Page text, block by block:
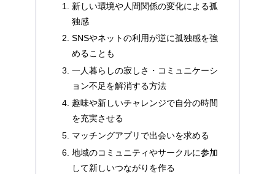
新しい環境や人間関係の変化による孤
独感
SNSやネットの利用が逆に孤独感を強
めることも
一人暮らしの寂しさ・コミュニケーシ
ョン不足を解消する方法
趣味や新しいチャレンジで自分の時間
を充実させる
マッチングアプリで出会いを求める
地域のコミュニティやサークルに参加
して新しいつながりを作る